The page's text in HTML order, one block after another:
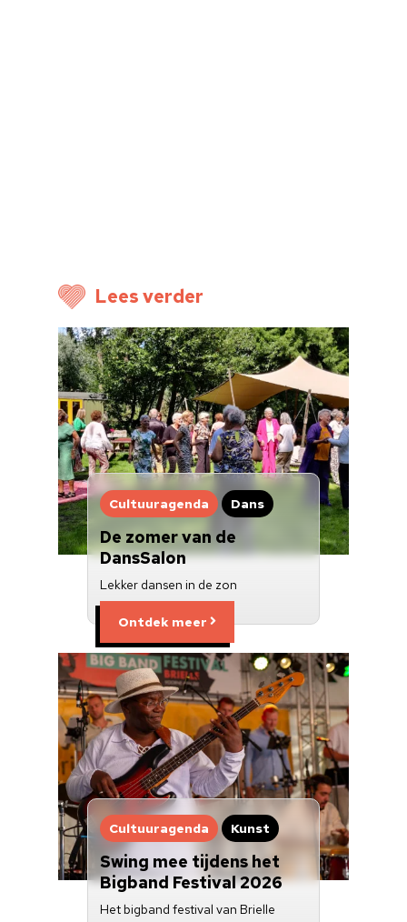
Lees verder
Cultuuragenda Dans
De zomer van de
DansSalon
Lekker dansen in de zon
Ontdek meer
Cultuuragenda Kunst
Swing mee tijdens het
Bigband Festival 2026
Het bigband festival van Brielle